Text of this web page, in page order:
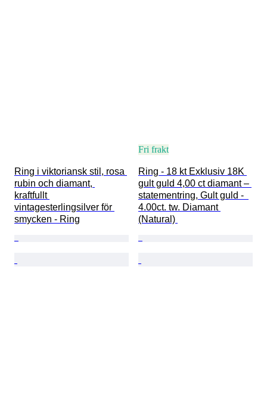
Ring i viktoriansk stil, rosa
rubin och diamant,
kraftfullt
vintagesterlingsilver för
smycken - Ring
Fri frakt
Ring - 18 kt Exklusiv 18K
gult guld 4,00 ct diamant –
statementring, Gult guld -
4.00ct. tw. Diamant
(Natural)